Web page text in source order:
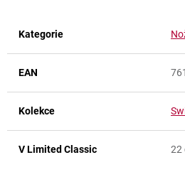
Kategorie
EAN
Kolekce
V Limited Classic 22